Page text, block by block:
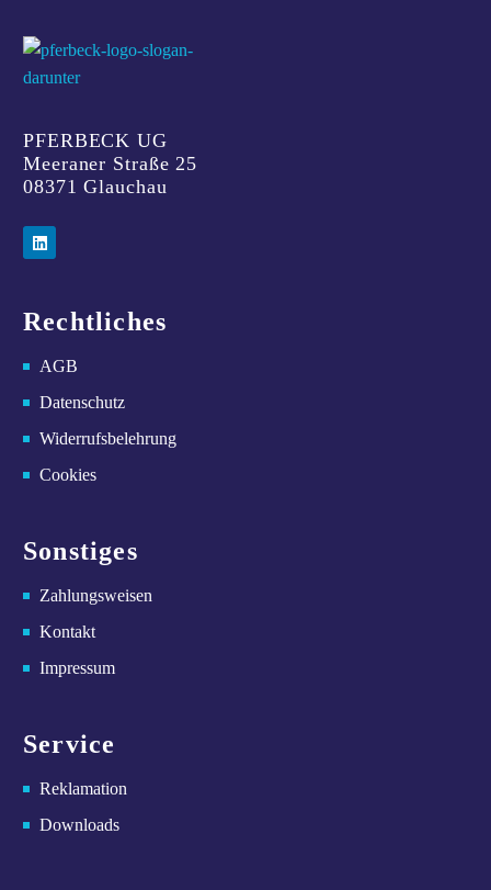
PFERBECK UG
Meeraner Straße 25
08371 Glauchau
Rechtliches
AGB
Datenschutz
Widerrufsbelehrung
Cookies
Sonstiges
Zahlungsweisen
Kontakt
Impressum
Service
Reklamation
Downloads